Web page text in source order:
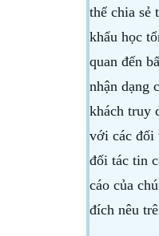
thể chia sẻ
khẩu học
quan đến
nhận dạng
khách truy
với các đối
đối tác tin
cáo của
đích nêu